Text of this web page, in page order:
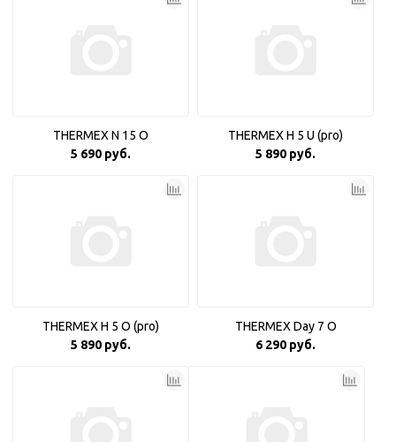
THERMEX N 15 O
5 690 руб.
THERMEX H 5 U (pro)
5 890 руб.
THERMEX H 5 O (pro)
5 890 руб.
THERMEX Day 7 O
6 290 руб.